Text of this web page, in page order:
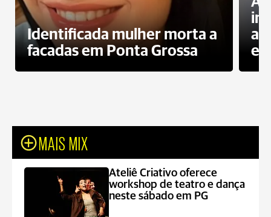
Identificada mulher morta a
facadas em Ponta Grossa
MAIS MIX
Ateliê Criativo oferece
workshop de teatro e dança
neste sábado em PG